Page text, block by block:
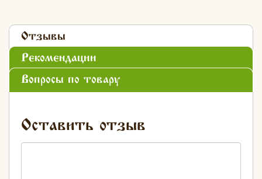
Отзывы
Рекомендации
Вопросы по товару
Оставить отзыв